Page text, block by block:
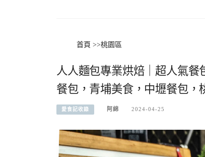
首頁 >>桃園區
人人麵包專業烘焙｜超人氣
餐包，青埔美食，中壢餐包，
愛食記收錄 阿綿 2024-04-25